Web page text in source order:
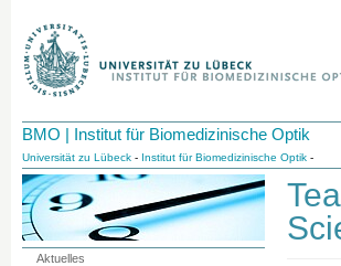
BMO | Institut für Biomedizinische Optik
Universität zu Lübeck - Institut für Biomedizinische Optik -
Aktuelles